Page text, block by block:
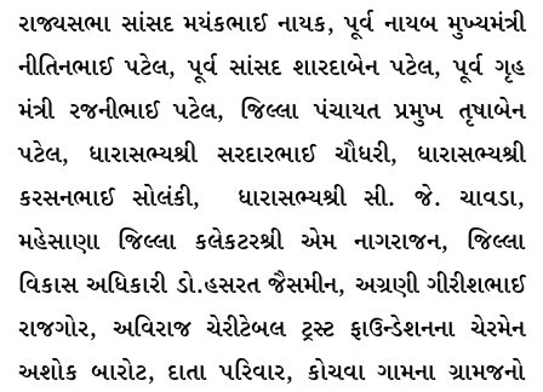
રાજ્યસભા સાંસદ મયંકભાઈ નાયક, પૂર્વ નાયબ મુખ્યમંત્રી
નીતિનભાઈ પટેલ, પૂર્વ સાંસદ શારદાબેન પટેલ, પૂર્વ ગૃહ
મંત્રી રજનીભાઈ પટેલ, જિલ્લા પંચાયત પ્રમુખ તૃષાબેન
પટેલ, ધારાસભ્યશ્રી સરદારભાઈ ચૌધરી, ધારાસભ્યશ્રી
કરસનભાઈ સોલંકી, ધારાસભ્યશ્રી સી. જે. ચાવડા,
મહેસાણા જિલ્લા કલેકટરશ્રી એમ નાગરાજન, જિલ્લા
વિકાસ અધિકારી ડો.હસરત જૈસમીન, અગ્રણી ગીરીશભાઈ
રાજગોર, અવિરાજ ચેરીટેબલ ટ્રસ્ટ ફાઉન્ડેશનના ચેરમેન
અશોક બારોટ, દાતા પરિવાર, કોચવા ગામના ગ્રામજનો